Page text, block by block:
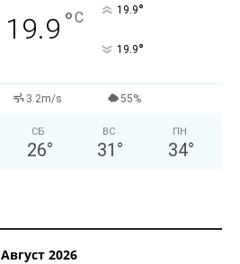
19.9 °C 19.9°
19.9°
3.2m/s 55%
СБ
26°
ВС
31 °
ПН
34°
Август 2026